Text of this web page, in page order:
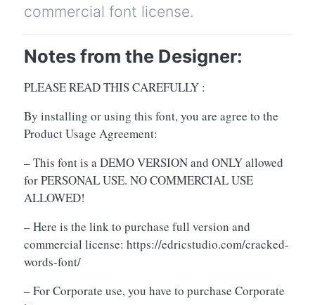
commercial font license.
Notes from the Designer:
PLEASE READ THIS CAREFULLY :
By installing or using this font, you are agree to the
Product Usage Agreement:
– This font is a DEMO VERSION and ONLY allowed
for PERSONAL USE. NO COMMERCIAL USE
ALLOWED!
– Here is the link to purchase full version and
commercial license: https://edricstudio.com/cracked-
words-font/
– For Corporate use, you have to purchase Corporate